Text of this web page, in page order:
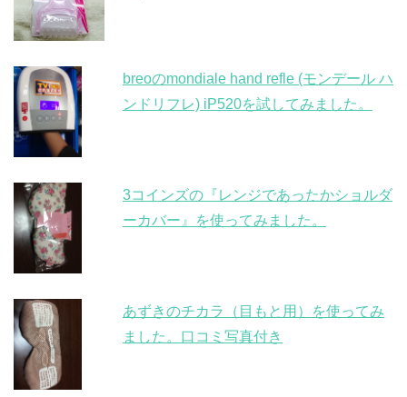
breoのmondiale hand refle (モンデール ハ
ンドリフレ) iP520を試してみました。
3コインズの『レンジであったかショルダ
ーカバー』を使ってみました。
あずきのチカラ（目もと用）を使ってみ
ました。口コミ写真付き